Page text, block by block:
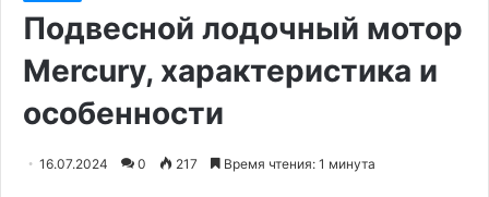
Подвесной лодочный мотор
Mercury, характеристика и
особенности
16.07.2024 0 217 Время чтения: 1 минута